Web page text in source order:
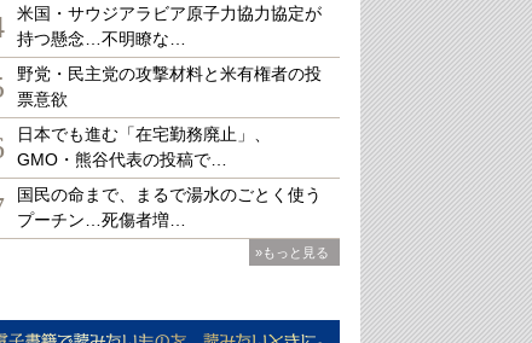
米国・サウジアラビア原子力協力協定が
持つ懸念…不明瞭な…
野党・民主党の攻撃材料と米有権者の投
票意欲
日本でも進む「在宅勤務廃止」、
GMO・熊谷代表の投稿で…
国民の命まで、まるで湯水のごとく使う
プーチン…死傷者増…
»もっと見る